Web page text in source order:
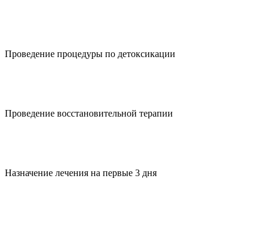
Проведение процедуры по детоксикации
Проведение восстановительной терапии
Назначение лечения на первые 3 дня